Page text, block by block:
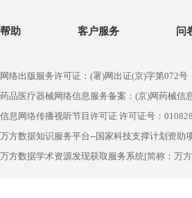
帮助 客户服务 问
网络出版服务许可证：(署)网出证(京)字第072号
药品医疗器械网络信息服务备案：(京)网药械信
信息网络传播视听节目许可证 许可证号：
万方数据知识服务平台--国家科技支撑计划资助
万方数据学术资源发现获取服务系统[简称：万